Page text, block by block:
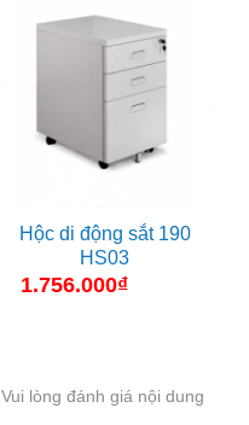
Hộc di động sắt 190
HS03
1.756.000₫
Vui lòng đánh giá nội dung